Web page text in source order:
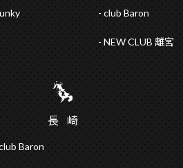
club Baron
NEW CLUB 離宮
長 崎
Baron